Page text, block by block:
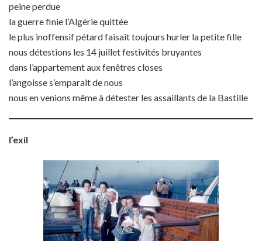
peine perdue
la guerre finie l’Algérie quittée
le plus inoffensif pétard faisait toujours hurler la petite fille
nous détestions les 14 juillet festivités bruyantes
dans l’appartement aux fenêtres closes
l’angoisse s’emparait de nous
nous en venions même à détester les assaillants de la Bastille
l’exil